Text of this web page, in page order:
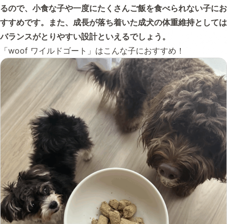
るので、小食な子や一度にたくさんご飯を食べられない子にお
すすめです。また、成長が落ち着いた成犬の体重維持としては
バランスがとりやすい設計といえるでしょう。
「woof ワイルドゴート」はこんな子におすすめ！